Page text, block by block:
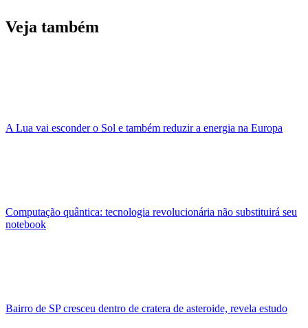
Veja também
A Lua vai esconder o Sol e também reduzir a energia na Europa
Computação quântica: tecnologia revolucionária não substituirá seu
notebook
Bairro de SP cresceu dentro de cratera de asteroide, revela estudo